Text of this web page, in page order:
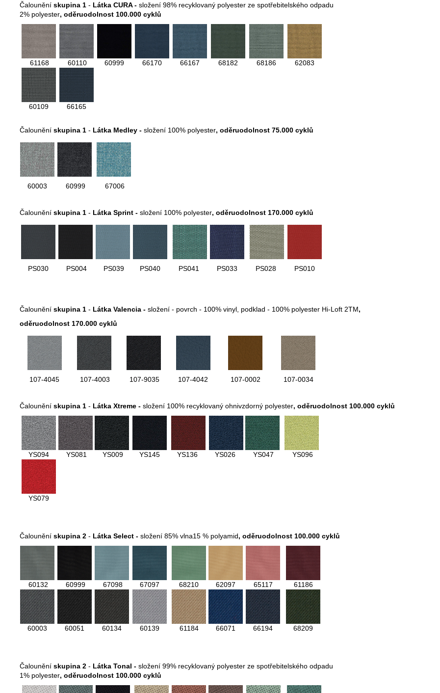
Čalounění skupina 1 - Látka CURA - složení 98% recyklovaný polyester ze spotřebitelského odpadu
2% polyester, oděruodolnost 100.000 cyklů
61168 60110 60999 66170 66167 68182 68186 62083
60109 66165
Čalounění skupina 1 - Látka Medley - složení 100% polyester, oděruodolnost 75.000 cyklů
60003 60999 67006
Čalounění skupina 1 - Látka Sprint - složení 100% polyester, oděruodolnost 170.000 cyklů
PS030 PS004 PS039 PS040 PS041 PS033 PS028 PS010
Čalounění skupina 1 - Látka Valencia - složení - povrch - 100% vinyl, podklad - 100% polyester Hi-Loft 2TM,
oděruodolnost 170.000 cyklů
107-4045 107-4003 107-9035 107-4042 107-0002 107-0034
Čalounění skupina 1 - Látka Xtreme - složení 100% recyklovaný ohnivzdorný polyester, oděruodolnost 100.000 cyklů
YS094 YS081 YS009 YS145 YS136 YS026 YS047 YS096
YS079
Čalounění skupina 2 - Látka Select - složení 85% vlna15 % polyamid, oděruodolnost 100.000 cyklů
60132 60999 67098 67097 68210 62097 65117 61186
60003 60051 60134 60139 61184 66071 66194 68209
Čalounění skupina 2 - Látka Tonal - složení 99% recyklovaný polyester ze spotřebitelského odpadu
1% polyester, oděruodolnost 100.000 cyklů